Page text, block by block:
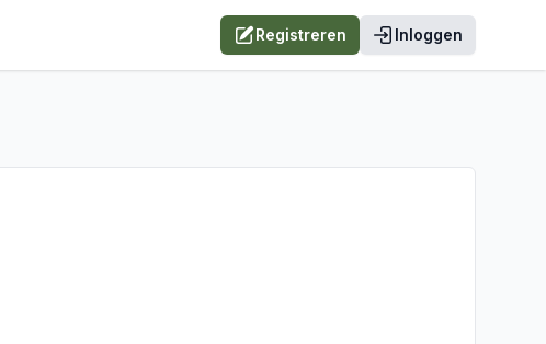
Registreren Inloggen